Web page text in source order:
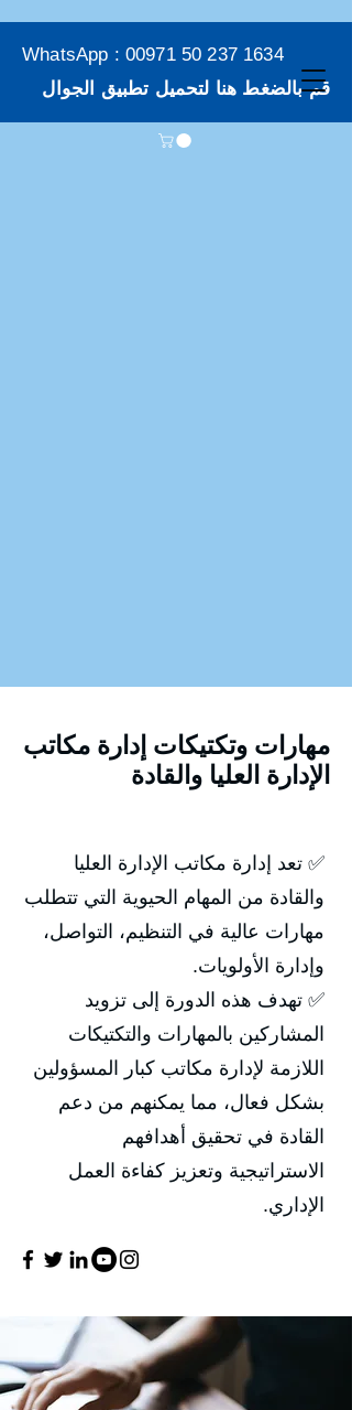
WhatsApp : 00971 50 237 1634
قم بالضغط هنا لتحميل تطبيق الجوال
مهارات وتكتيكات إدارة مكاتب
الإدارة العليا والقادة
✅ تعد إدارة مكاتب الإدارة العليا
والقادة من المهام الحيوية التي تتطلب
مهارات عالية في التنظيم، التواصل،
وإدارة الأولويات.
✅ تهدف هذه الدورة إلى تزويد
المشاركين بالمهارات والتكتيكات
اللازمة لإدارة مكاتب كبار المسؤولين
بشكل فعال، مما يمكنهم من دعم
القادة في تحقيق أهدافهم
الاستراتيجية وتعزيز كفاءة العمل
الإداري.